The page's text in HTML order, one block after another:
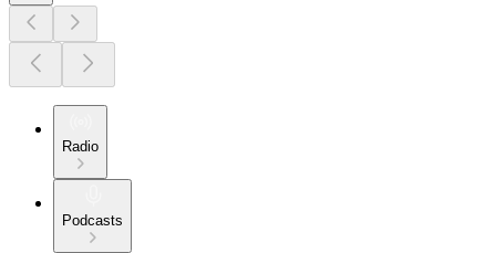
Radio
Podcasts